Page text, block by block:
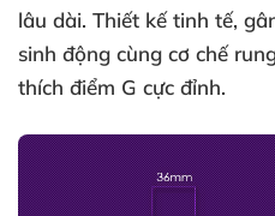
lâu dài. Thiết kế tinh tế,
sinh động cùng cơ chế
thích điểm G cực đỉnh.